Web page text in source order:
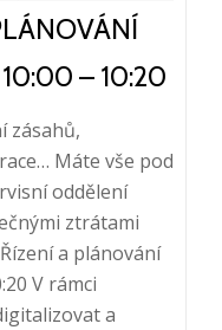
10:00 – 10:20
zásahů,
Máte vše pod
oddělení
ztrátami
a plánování
V rámci
a